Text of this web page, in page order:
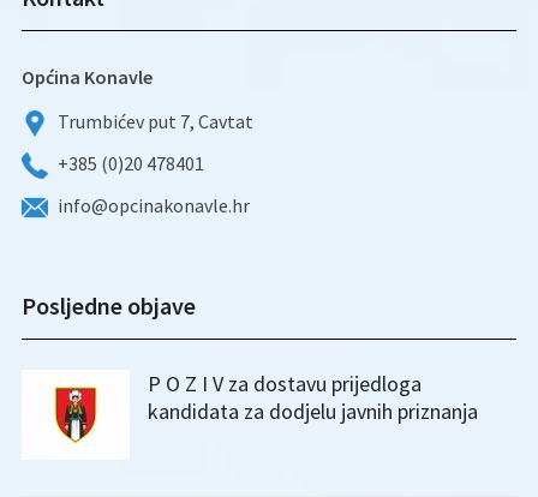
Općina Konavle
Trumbićev put 7, Cavtat
+385 (0)20 478401
info@opcinakonavle.hr
Posljedne objave
P O Z I V za dostavu prijedloga
kandidata za dodjelu javnih priznanja